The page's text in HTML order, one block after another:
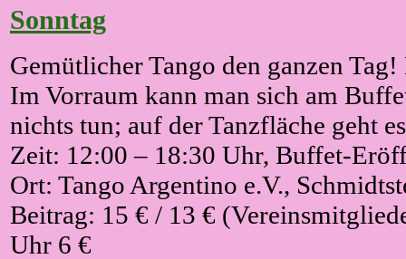
Sonntag
Gemütlicher Tango den ganzen
Im Vorraum kann man sich am
nichts tun; auf der Tanzfläche geht
Zeit: 12:00 – 18:30 Uhr, Buffet-
Ort: Tango Argentino e.V.,
Beitrag: 15 € / 13 €
Uhr 6 €